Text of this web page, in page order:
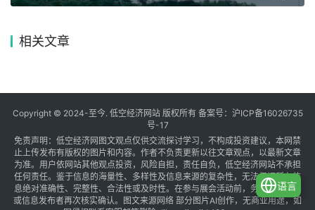
相关文章
Copyright © 2024-至今. 低空经济网站 版权所有 备案号： 沪ICP备16026735
号-17
免责声明：低空经济网图文观点仅供交流探讨学习，不构成投资建议，本网禁
止上传发布有版权的图片和内容。作者不负责更新以往文章观点，以最新文章
为准。用户依网站其他观点投资，风险自担，责任自负，低空经济网站不承担
任何责任。鉴于信息的海量性、多样性及信息来源的复杂性，无法保证所有信
息绝对准确性、完整性、合法性或及时性。在参与展会活动前，务必与组织方
或信息发布者再次核实确认。图文来源网络 部分图片AI创作，无商业用途，如
语言